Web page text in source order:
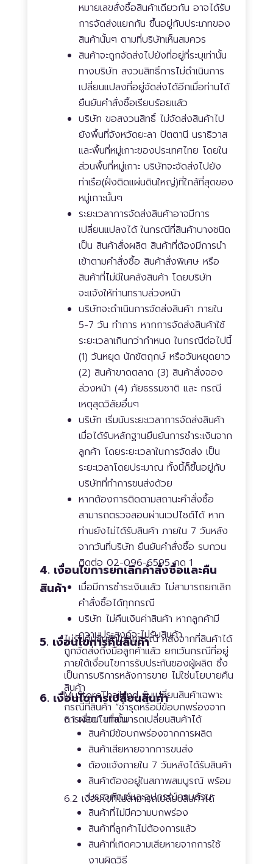
หมายเลขสั่งซื้อสินค้าเดียวกัน อาจได้รับ
การจัดส่งแยกกัน ขึ้นอยู่กับประเภทของ
สินค้านั้นๆ ตามที่บริษัทเห็นสมควร
สินค้าจะถูกจัดส่งไปยังที่อยู่ที่ระบุเท่านั้น
ทางบริษัท สงวนสิทธิ์การไม่ดำเนินการ
เปลี่ยนแปลงที่อยู่จัดส่งได้อีกเมื่อท่านได้
ยืนยันคำสั่งซื้อเรียบร้อยแล้ว
บริษัท ขอสงวนสิทธิ์ ไม่จัดส่งสินค้าไป
ยังพื้นที่จังหวัดยะลา ปัตตานี นราธิวาส
และพื้นที่หมู่เกาะของประเทศไทย โดยใน
ส่วนพื้นที่หมู่เกาะ บริษัทจะจัดส่งไปยัง
ท่าเรือ(ฝั่งติดแผ่นดินใหญ่)ที่ใกล้ที่สุดของ
หมู่เกาะนั้นๆ
ระยะเวลาการจัดส่งสินค้าอาจมีการ
เปลี่ยนแปลงได้ ในกรณีที่สินค้าบางชนิด
เป็น สินค้าสั่งผลิต สินค้าที่ต้องมีการนำ
เข้าตามคำสั่งซื้อ สินค้าสั่งพิเศษ หรือ
สินค้าที่ไม่มีในคลังสินค้า โดยบริษัท
จะแจ้งให้ท่านทราบล่วงหน้า
บริษัทจะดำเนินการจัดส่งสินค้า ภายใน
5-7 วัน ทำการ หากการจัดส่งสินค้าใช้
ระยะเวลาเกินกว่ากำหนด ในกรณีต่อไปนี้
(1) วันหยุด นักขัตฤกษ์ หรือวันหยุดยาว
(2) สินค้าขาดตลาด (3) สินค้าสั่งจอง
ล่วงหน้า (4) ภัยธรรมชาติ และ กรณี
เหตุสุดวิสัยอื่นๆ
บริษัท เริ่มนับระยะเวลาการจัดส่งสินค้า
เมื่อได้รับหลักฐานยืนยันการชำระเงินจาก
ลูกค้า โดยระยะเวลาในการจัดส่ง เป็น
ระยะเวลาโดยประมาณ ทั้งนี้ก็ขึ้นอยู่กับ
บริษัทที่ทำการขนส่งด้วย
หากต้องการติดตามสถานะคำสั่งซื้อ
สามารถตรวจสอบผ่านเวปไซต์ได้ หาก
ท่านยังไม่ได้รับสินค้า ภายใน 7 วันหลัง
จากวันที่บริษัท ยืนยันคำสั่งซื้อ รบกวน
ติดต่อ 02-096-6595 กด 1
4. เงื่อนไขการยกเลิกคำสั่งซื้อและคืน
สินค้า
เมื่อมีการชำระเงินแล้ว ไม่สามารถยกเลิก
คำสั่งซื้อได้ทุกกรณี
บริษัท ไม่คืนเงินค่าสินค้า หากลูกค้ามี
ความประสงค์จะไม่รับสินค้า
5. เงื่อนไขการคืนสินค้า
ไม่รับคืนสินค้าในทุกกรณี หลังจากที่สินค้าได้
ถูกจัดส่งถึงมือลูกค้าแล้ว ยกเว้นกรณีที่อยู่
ภายใต้เงื่อนไขการรับประกันของผู้ผลิต ซึ่ง
เป็นการบริการหลังการขาย ไม่ใช่นโยบายคืน
สินค้า
6. เงื่อนไขการเปลี่ยนสินค้า
MuStoreThailand รับเปลี่ยนสินค้าเฉพาะ
กรณีที่สินค้า “ชำรุดหรือมีข้อบกพร่องจาก
การผลิต” เท่านั้น
6.1 เงื่อนไขที่สามารถเปลี่ยนสินค้าได้
สินค้ามีข้อบกพร่องจากการผลิต
สินค้าเสียหายจากการขนส่ง
ต้องแจ้งภายใน 7 วันหลังได้รับสินค้า
สินค้าต้องอยู่ในสภาพสมบูรณ์ พร้อม
บรรจุภัณฑ์และอุปกรณ์ครบถ้วน
6.2 เงื่อนไขที่ไม่สามารถเปลี่ยนสินค้าได้
สินค้าที่ไม่มีความบกพร่อง
สินค้าที่ลูกค้าไม่ต้องการแล้ว
สินค้าที่เกิดความเสียหายจากการใช้
งานผิดวิธี